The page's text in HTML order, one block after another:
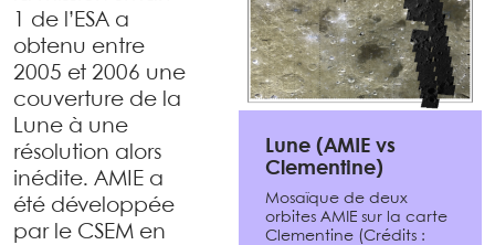
Lune (AMIE vs
Clementine)
Mosaïque de deux
orbites AMIE sur la carte
Clementine (Crédits :
1 de l’ESA a
obtenu entre
2005 et 2006 une
couverture de la
Lune à une
résolution alors
inédite. AMIE a
été développée
par le CSEM en